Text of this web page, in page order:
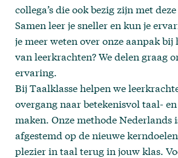
collega’s die ook bezig zijn met
Samen leer je sneller en kun je
je meer weten over onze aanpakbij
van leerkrachten? We delen graag
ervaring.
BijTaalklassehelpen we
overgang naar betekenisvol taal-
maken. Onze methode Nederlands
afgestemd op de nieuwe
plezier in taal terug in jouw klas.